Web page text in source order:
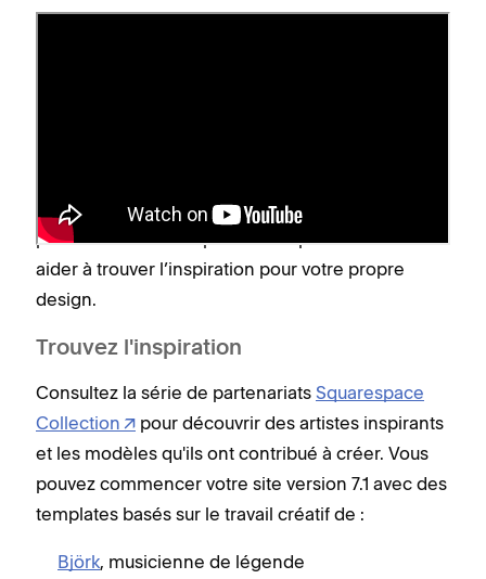
démonstration utilise un exemple de contenu
pour afficher un template de disposition et vous
aider à trouver l’inspiration pour votre propre
design.
Trouvez l'inspiration
Consultez la série de partenariats Squarespace
Collection
pour découvrir des artistes inspirants
et les modèles qu'ils ont contribué à créer. Vous
pouvez commencer votre site version 7.1 avec des
templates basés sur le travail créatif de :
Björk, musicienne de légende